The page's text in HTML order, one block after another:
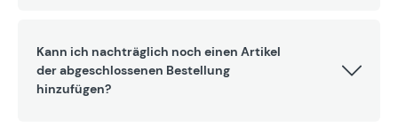
Kann ich nachträglich noch einen Artikel
der abgeschlossenen Bestellung
hinzufügen?